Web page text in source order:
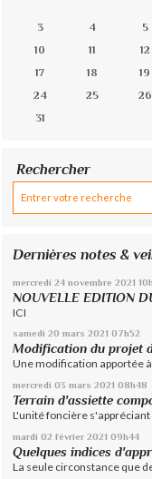
3
4 5
10
11 12
17
18 19
24
25 26
31
Rechercher
Dernières notes &
mercredi 24 novembre 2021
NOUVELLE EDITION
ICI
samedi 20 mars 2021 07h52
Modification du projet
Une modification apportée
mercredi 03 mars 2021 08h48
Terrain d'assiette
L'unité foncière s'appréciant
mardi 02 février 2021 09h44
Quelques indices
La seule circonstance que